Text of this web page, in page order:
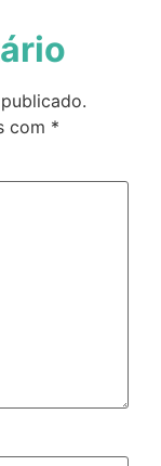
com *